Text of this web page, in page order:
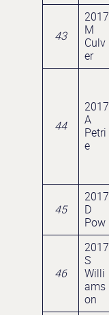
43
2017
M
Culv
er
44
2017
A
Petri
e
45
2017
D
Pow
46
2017
S
Willi
ams
on